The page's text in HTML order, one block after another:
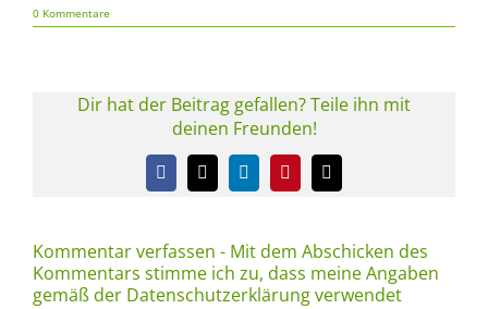
0 Kommentare
Dir hat der Beitrag gefallen? Teile ihn mit
deinen Freunden!
Facebook
X LinkedInPinterest
E-
Mail
Kommentar verfassen - Mit dem Abschicken des
Kommentars stimme ich zu, dass meine Angaben
gemäß der Datenschutzerklärung verwendet